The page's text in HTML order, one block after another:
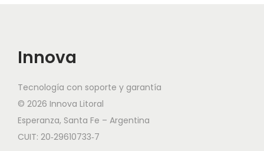
Innova
Tecnología con soporte y garantía
© 2026 Innova Litoral
Esperanza, Santa Fe – Argentina
CUIT: 20‑29610733‑7